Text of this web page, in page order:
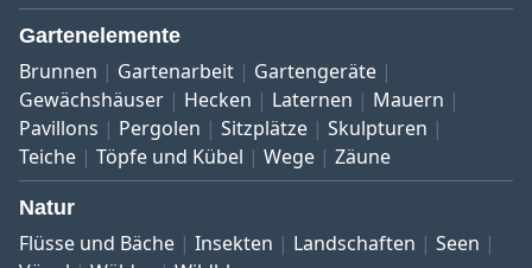
Gartenelemente
Brunnen Gartenarbeit
Gartengeräte
Gewächshäuser
Hecken Laternen
Mauern
Pavillons
Pergolen Sitzplätze
Skulpturen
Teiche
Töpfe und Kübel Wege Zäune
Natur
Flüsse und Bäche Insekten Landschaften
Seen